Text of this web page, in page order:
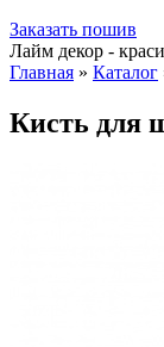
Заказать пошив
Лайм декор -
Главная » Каталог
Кисть для